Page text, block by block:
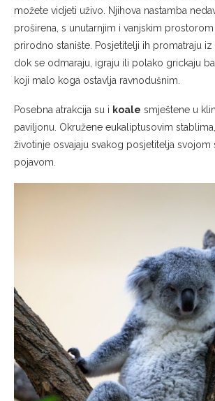
možete vidjeti uživo. Njihova nastamba
proširena, s unutarnjim i vanjskim
prirodno stanište. Posjetitelji ih promatraju
dok se odmaraju, igraju ili polako grickaju
koji malo koga ostavlja ravnodušnim.
Posebna atrakcija su i koale smještene u
paviljonu. Okružene eukaliptusovim
životinje osvajaju svakog posjetitelja
pojavom.